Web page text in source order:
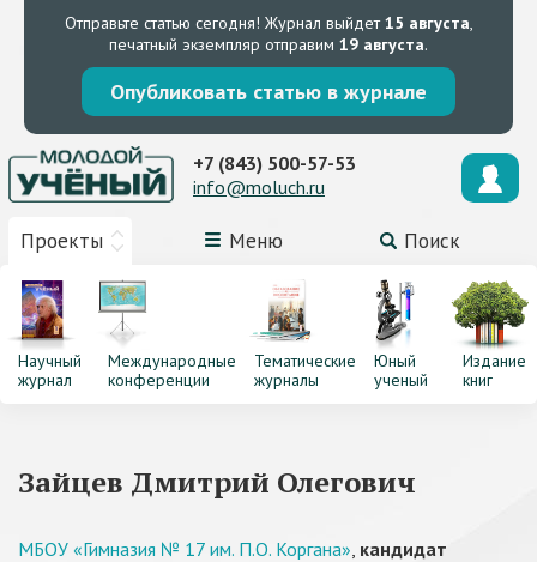
Отправьте статью сегодня! Журнал выйдет15 августа,
печатный экземпляр отправим 19 августа.
Опубликовать статью в журнале
Проекты Меню Поиск
+7 (843) 500-57-53
info@moluch.ru
Научный
журнал
Международные
конференции
Тематические
журналы
Юный
ученый
Издание
книг
Зайцев Дмитрий Олегович
МБОУ «Гимназия № 17 им. П.О. Коргана», кандидат